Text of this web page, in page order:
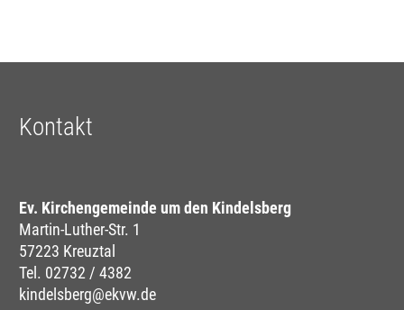
Kontakt
Ev. Kirchengemeinde um den Kindelsberg
Martin-Luther-Str. 1
57223 Kreuztal
Tel. 02732 / 4382
kindelsberg@ekvw.de